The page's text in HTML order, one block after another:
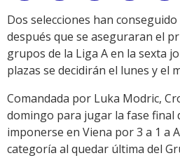
Dos selecciones han
después que se aseguraran el
grupos de la Liga A en la sexta
plazas se decidirán el lunes y el
Comandada por Luka Modric,
domingo para jugar la fase final
imponerse en Viena por 3 a 1 a
categoría al quedar última del